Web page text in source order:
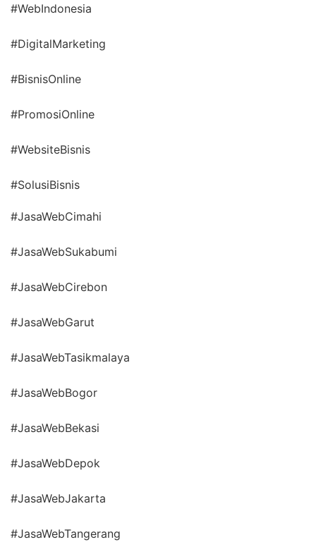
#WebIndonesia
#DigitalMarketing
#BisnisOnline
#PromosiOnline
#WebsiteBisnis
#SolusiBisnis
#JasaWebCimahi
#JasaWebSukabumi
#JasaWebCirebon
#JasaWebGarut
#JasaWebTasikmalaya
#JasaWebBogor
#JasaWebBekasi
#JasaWebDepok
#JasaWebJakarta
#JasaWebTangerang